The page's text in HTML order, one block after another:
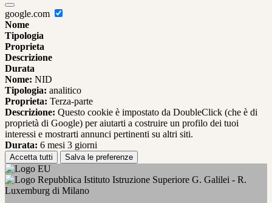
google.com
Nome
Tipologia
Proprieta
Descrizione
Durata
Nome: NID
Tipologia: analitico
Proprieta: Terza-parte
Descrizione: Questo cookie è impostato da DoubleClick (che è di
proprietà di Google) per aiutarti a costruire un profilo dei tuoi
interessi e mostrarti annunci pertinenti su altri siti.
Durata: 6 mesi 3 giorni
Accetta tutti Salva le preferenze
Istituto Istruzione Superiore G. Galilei - R.
Luxemburg di Milano